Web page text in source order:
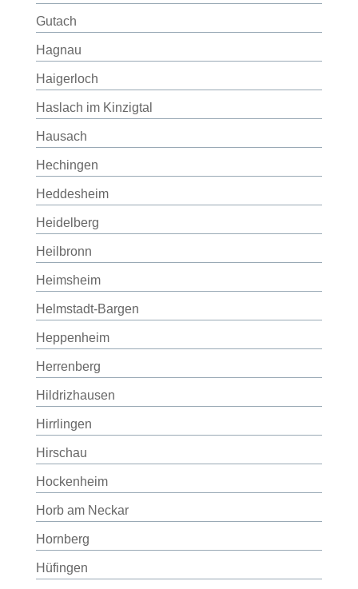
Gutach
Hagnau
Haigerloch
Haslach im Kinzigtal
Hausach
Hechingen
Heddesheim
Heidelberg
Heilbronn
Heimsheim
Helmstadt-Bargen
Heppenheim
Herrenberg
Hildrizhausen
Hirrlingen
Hirschau
Hockenheim
Horb am Neckar
Hornberg
Hüfingen